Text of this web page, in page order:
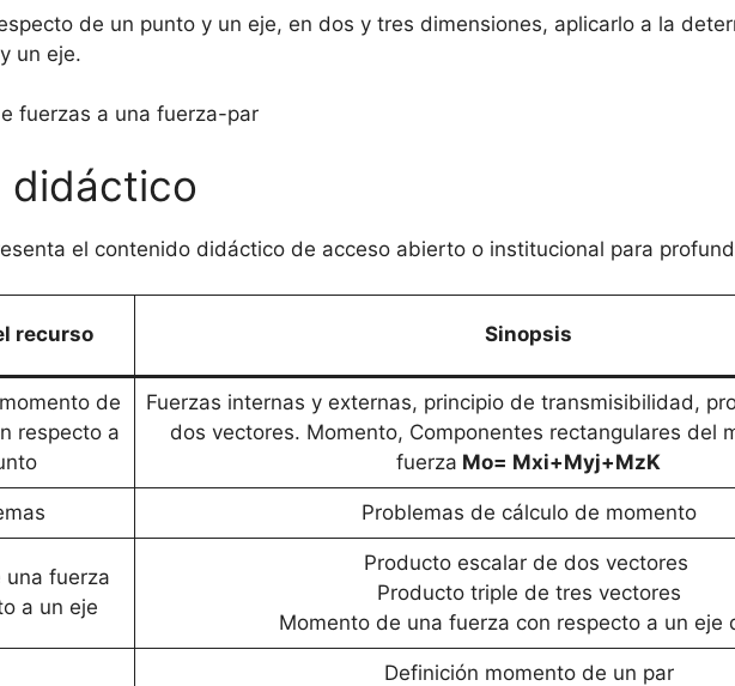
de un punto y un eje, en dos y tres dimensiones, aplicarlo a la
un eje.
fuerzas a una fuerza-par
didáctico
el contenido didáctico de acceso abierto o institucional para
recurso Sinopsis
de
respecto a
Fuerzas internas y externas, principio de transmisibilidad,
dos vectores. Momento, Componentes rectangulares del
fuerza Mo= Mxi+Myj+MzK
Problemas de cálculo de momento
una fuerza
a un eje
Producto escalar de dos vectores
Producto triple de tres vectores
Momento de una fuerza con respecto a un eje
Definición momento de un par